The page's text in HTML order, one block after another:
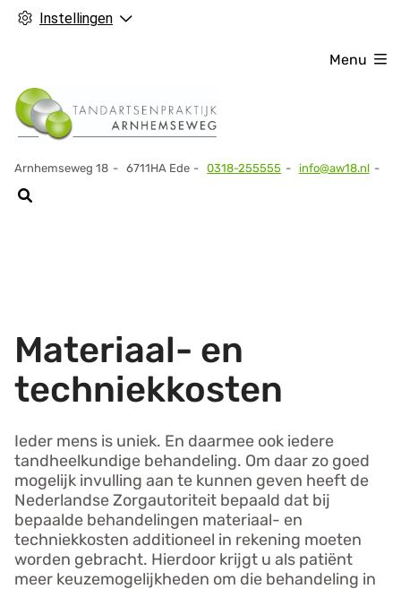
Instellingen
Arnhemseweg 18 6711HA Ede
Tel:
0318-255555 info@aw18.nl
Menu
Materiaal- en
techniekkosten
Ieder mens is uniek. En daarmee ook iedere
tandheelkundige behandeling. Om daar zo goed
mogelijk invulling aan te kunnen geven heeft de
Nederlandse Zorgautoriteit bepaald dat bij
bepaalde behandelingen materiaal- en
techniekkosten additioneel in rekening moeten
worden gebracht. Hierdoor krijgt u als patiënt
meer keuzemogelijkheden om die behandeling in